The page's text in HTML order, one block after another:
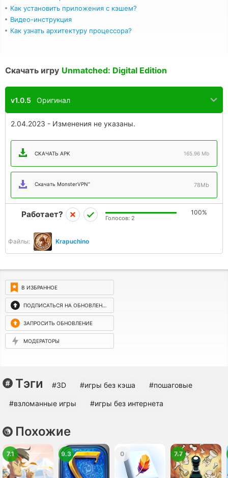
Как установить приложения с кэшем?
Видео-инструкция
Как узнать архитектуру процессора?
Скачать игру Unmatched: Digital Edition
v1.0.5 Оригинал
2.04.2023 - Изменения не указаны.
СКАЧАТЬ APK 165.96 Mb
Скачать MonsterVPN" 78Mb
Файлы: Krapuchino
Работает? 100%
Голосов: 2
В ИЗБРАННОЕ
ПОДПИСАТЬСЯ НА ОБНОВЛЕНИЯ
ЗАПРОСИТЬ ОБНОВЛЕНИЕ
МОДЕРАТОРЫ
Тэги #3D #игры без кэша #пошаговые
#взломанные игры #игры без интернета
Похожие
7.1 9.3 0 7.7